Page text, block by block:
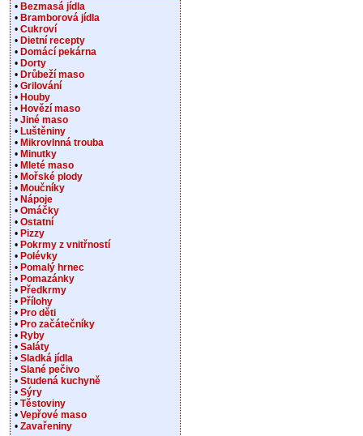
• Bezmasá jídla
• Bramborová jídla
• Cukroví
• Dietní recepty
• Domácí pekárna
• Dorty
• Drůbeží maso
• Grilování
• Houby
• Hovězí maso
• Jiné maso
• Luštěniny
• Mikrovlnná trouba
• Minutky
• Mleté maso
• Mořské plody
• Moučníky
• Nápoje
• Omáčky
• Ostatní
• Pizzy
• Pokrmy z vnitřností
• Polévky
• Pomalý hrnec
• Pomazánky
• Předkrmy
• Přílohy
• Pro děti
• Pro začátečníky
• Ryby
• Saláty
• Sladká jídla
• Slané pečivo
• Studená kuchyně
• Sýry
• Těstoviny
• Vepřové maso
• Zavařeniny